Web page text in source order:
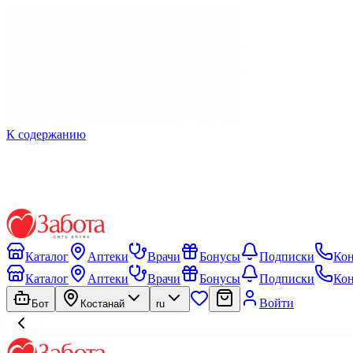
К содержанию
Каталог Аптеки Врачи Бонусы Подписки
Каталог
Аптеки Врачи Бонусы Подписки
Бот Костанай ru Войти